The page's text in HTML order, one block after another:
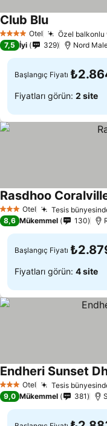
4 Yıldız Otel Özel balkonlu
Club BluFiyatları görün
7,5 İyi 329 Nord
Başlangıç Fiyatı
Fiyatları görün: 2 site
3 YıldızOtel Tesis
Rasdhoo
8,6 Mükemmel 130
Başlangıç Fiyatı
Fiyatları görün: 4 site
3 YıldızOtel Tesis
Endheri Sunset
9,0 Mükemmel 381